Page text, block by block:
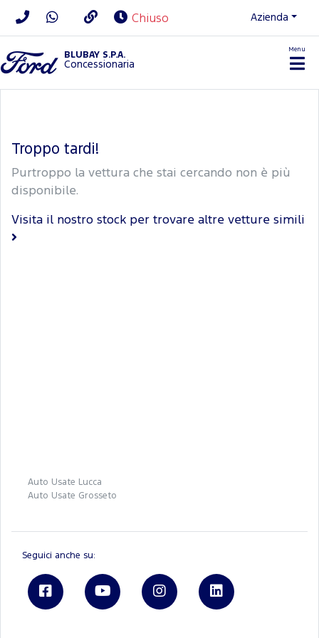
Chiuso Azienda
BLUBAY S.P.A.
Concessionaria
Menu
Troppo tardi!
Purtroppo la vettura che stai cercando non è più
disponibile.
Visita il nostro stock per trovare altre vetture simili
Auto Usate Lucca
Auto Usate Grosseto
Seguici anche su: